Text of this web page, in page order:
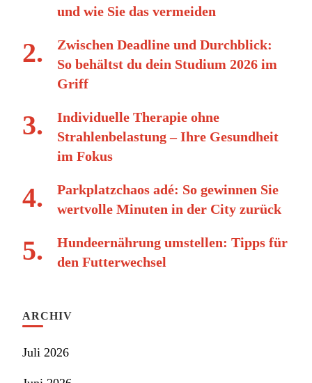
und wie Sie das vermeiden
Zwischen Deadline und Durchblick:
So behältst du dein Studium 2026 im
Griff
Individuelle Therapie ohne
Strahlenbelastung – Ihre Gesundheit
im Fokus
Parkplatzchaos adé: So gewinnen Sie
wertvolle Minuten in der City zurück
Hundeernährung umstellen: Tipps für
den Futterwechsel
ARCHIV
Juli 2026